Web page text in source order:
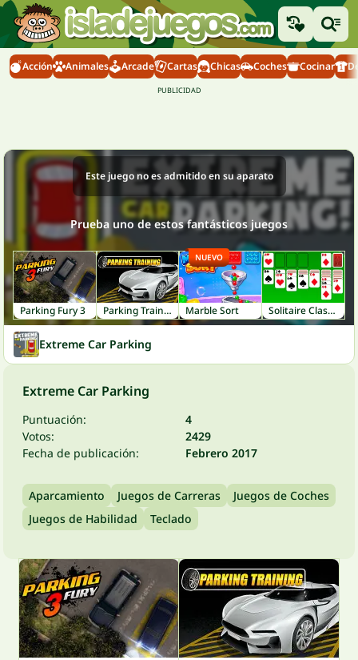
Acción Animales Arcade Cartas Chicas Coches Cocinar
Este juego no es admitido en su aparato
Prueba uno de estos fantásticos juegos
Parking Fury 3 Parking Training Marble Sort
NUEVO
Solitaire Classic
Extreme Car Parking
Extreme Car Parking
Puntuación:
4
Votos:
2429
Fecha de publicación:
Febrero 2017
Aparcamiento Juegos de Carreras
Juegos de Coches
Juegos de Habilidad
Teclado